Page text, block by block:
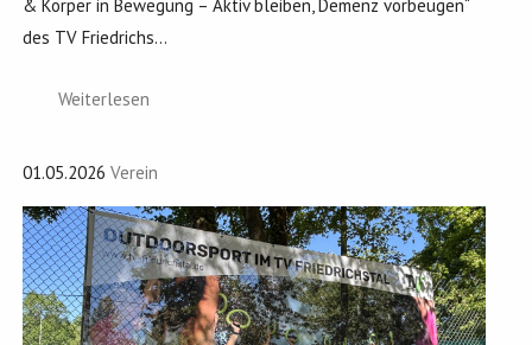
& Körper in Bewegung – Aktiv bleiben, Demenz vorbeugen“
des TV Friedrichs...
Weiterlesen
01.05.2026 Verein